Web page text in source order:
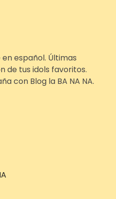
en español. Últimas
de tus idols favoritos.
con Blog la BA NA NA.